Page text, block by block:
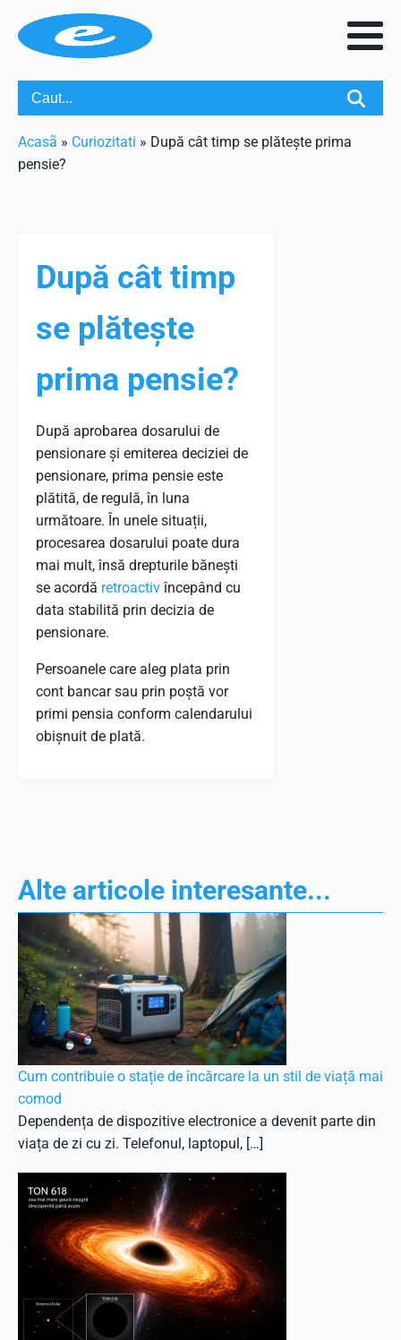
Acasã » Curiozitati » După cât timp se plătește prima
pensie?
După cât timp
se plătește
prima pensie?
După aprobarea dosarului de
pensionare și emiterea deciziei de
pensionare, prima pensie este
plătită, de regulă, în luna
următoare. În unele situații,
procesarea dosarului poate dura
mai mult, însă drepturile bănești
se acordă retroactivîncepând cu
data stabilită prin decizia de
pensionare.
Persoanele care aleg plata prin
cont bancar sau prin poștă vor
primi pensia conform calendarului
obișnuit de plată.
Alte articole interesante...
Cum contribuie o stație de încărcare la un stil de viață mai
comod
Dependența de dispozitive electronice a devenit parte din
viața de zi cu zi. Telefonul, laptopul, […]